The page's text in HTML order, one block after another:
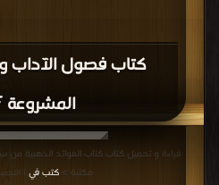
كتاب فصول الآداب
المشروعة PDF
مكتبة > كتب في |